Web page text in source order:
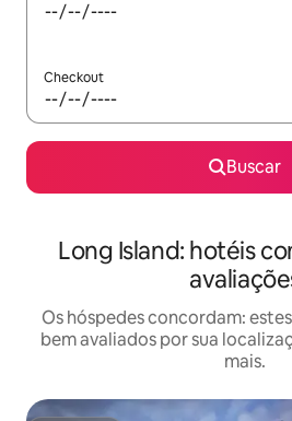
Checkout
Buscar
Long Island: hotéis
Os hóspedes concordam:
bem avaliados por sua
mais.